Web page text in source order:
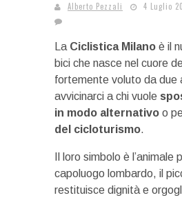
Alberto Pezzali 4 Luglio
La Ciclistica Milano è il
bici che nasce nel cuore
fortemente voluto da due
avvicinarci a chi vuole
in modo alternativo o
del cicloturismo.
Il loro simbolo è l’animale
capoluogo lombardo, il
restituisce dignità e